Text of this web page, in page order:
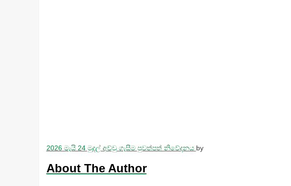
2026 මැයි 24 මුදල් අච්චු ගැසීම පුවත්පත් නිවේදනය by
About The Author